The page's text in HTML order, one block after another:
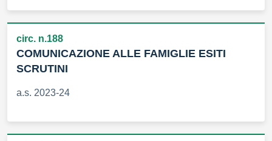
circ. n.188
COMUNICAZIONE ALLE FAMIGLIE ESITI
SCRUTINI
a.s. 2023-24